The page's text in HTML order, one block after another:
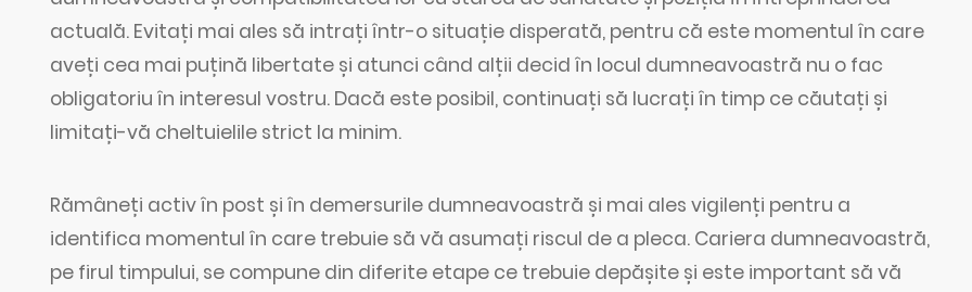
actuală. Evitați mai ales să intrați într-o situație disperată, pentru că este momentul în care
aveți cea mai puțină libertate și atunci când alții decid în locul dumneavoastră nu o fac
obligatoriu în interesul vostru. Dacă este posibil, continuați să lucrați în timp ce căutați și
limitați-vă cheltuielile strict la minim.
Rămâneți activ în post și în demersurile dumneavoastră și mai ales vigilenți pentru a
identifica momentul în care trebuie să vă asumați riscul de a pleca. Cariera dumneavoastră,
pe firul timpului, se compune din diferite etape ce trebuie depășite și este important să vă